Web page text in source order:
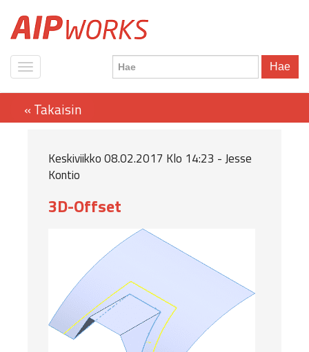
Hae
Keskiviikko 08.02.2017 Klo 14:23 - Jesse
Kontio
3D-Offset